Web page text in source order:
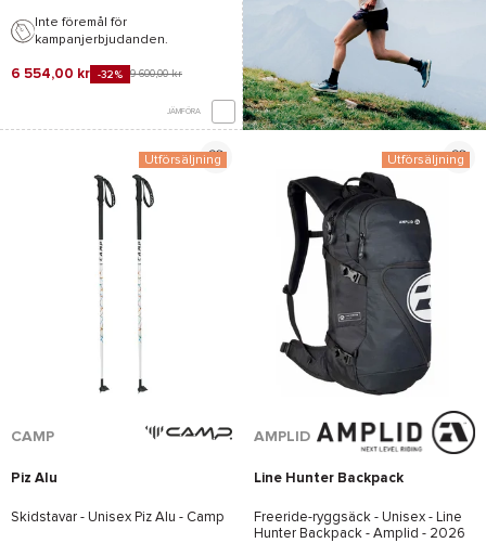
Inte föremål för
kampanjerbjudanden.
6 554,00 kr -32% 9 600,00 kr
JÄMFÖRA
*Se villkor
Utförsäljning
CAMP
Piz Alu
Skidstavar - Unisex Piz Alu - Camp
Utförsäljning
AMPLID
Line Hunter Backpack
Freeride-ryggsäck - Unisex - Line
Hunter Backpack - Amplid - 2026